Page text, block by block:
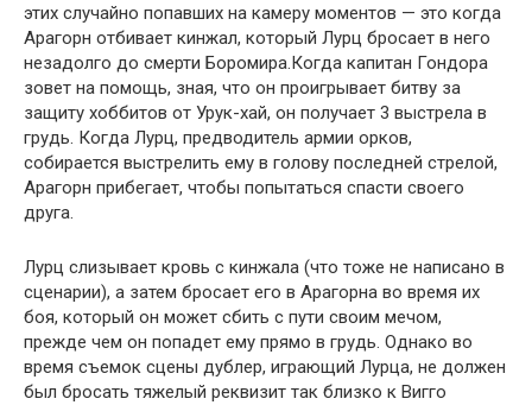
этих случайно попавших на камеру моментов — это когда
Арагорн отбивает кинжал, который Лурц бросает в него
незадолго до смерти Боромира.Когда капитан Гондора
зовет на помощь, зная, что он проигрывает битву за
защиту хоббитов от Урук-хай, он получает 3 выстрела в
грудь. Когда Лурц, предводитель армии орков,
собирается выстрелить ему в голову последней стрелой,
Арагорн прибегает, чтобы попытаться спасти своего
друга.
Лурц слизывает кровь с кинжала (что тоже не написано в
сценарии), а затем бросает его в Арагорна во время их
боя, который он может сбить с пути своим мечом,
прежде чем он попадет ему прямо в грудь. Однако во
время съемок сцены дублер, играющий Лурца, не должен
был бросать тяжелый реквизит так близко к Вигго